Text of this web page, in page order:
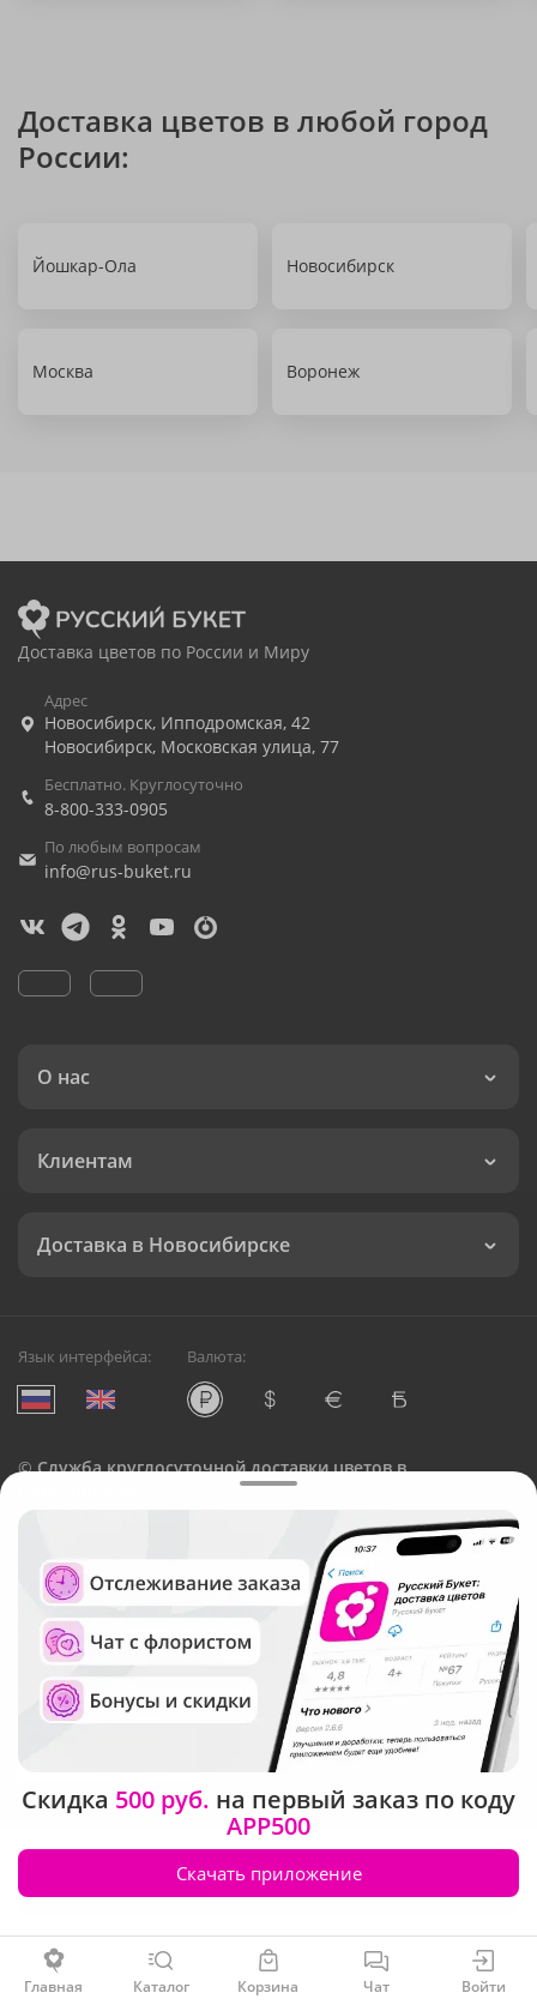
Заказать
Доставка цветов в любой город
России:
Йошкар-Ола Новосибирск
Москва Воронеж
Доставка цветов по России и Миру
Адрес
Новосибирск, Ипподромская, 42
Новосибирск, Московская улица, 77
Бесплатно. Круглосуточно
8-800-333-0905
По любым вопросам
info@rus-buket.ru
О нас
Клиентам
Доставка в Новосибирске
Язык интерфейса: Валюта:
©Служба круглосуточной доставки цветов в
Русский Букет, 2026
Общество с ограниченной ответственностью «Технология»
ОГРН: 1195476081745, ИНН: 5410081997
Юридический адрес: г. Новосибирск, ул. Ипподромская,
д.42, оф. 3
Рейтинг Русского букета в г. Новосибирск
Главная Каталог Корзина Чат Войти
Скидка 500 руб. на первый заказ по коду
APP500
Скачать приложение